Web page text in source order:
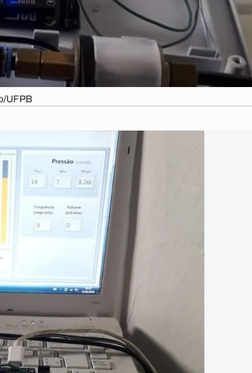
UFPB